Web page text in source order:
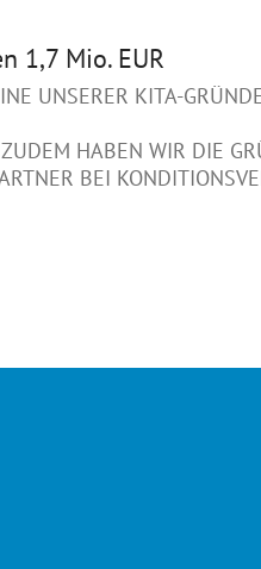
1,7 Mio. EUR
UNSERER KITA-
HABEN WIR DIE
BEI